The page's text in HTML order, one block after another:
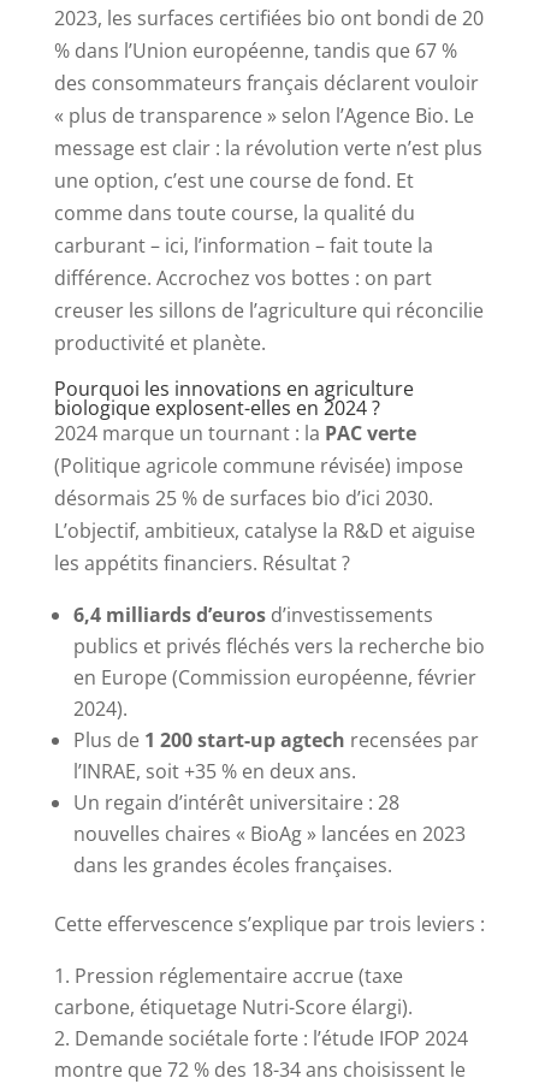
2023, les surfaces certifiées bio ont bondi de 20
% dans l’Union européenne, tandis que 67 %
des consommateurs français déclarent vouloir
« plus de transparence » selon l’Agence Bio. Le
message est clair : la révolution verte n’est plus
une option, c’est une course de fond. Et
comme dans toute course, la qualité du
carburant – ici, l’information – fait toute la
différence. Accrochez vos bottes : on part
creuser les sillons de l’agriculture qui réconcilie
productivité et planète.
Pourquoi les innovations en agriculture
biologique explosent-elles en 2024 ?
2024 marque un tournant : la PAC verte
(Politique agricole commune révisée) impose
désormais 25 % de surfaces bio d’ici 2030.
L’objectif, ambitieux, catalyse la R&D et aiguise
les appétits financiers. Résultat ?
6,4 milliards d’eurosd’investissements
publics et privés fléchés vers la recherche bio
en Europe (Commission européenne, février
2024).
Plus de 1 200 start-up agtech recensées par
l’INRAE, soit +35 % en deux ans.
Un regain d’intérêt universitaire : 28
nouvelles chaires « BioAg » lancées en 2023
dans les grandes écoles françaises.
Cette effervescence s’explique par trois leviers :
Pression réglementaire accrue (taxe
carbone, étiquetage Nutri-Score élargi).
Demande sociétale forte : l’étude IFOP 2024
montre que 72 % des 18-34 ans choisissent le